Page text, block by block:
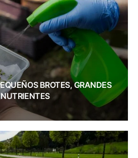
BROTES, GRANDES
NUTRIENTES